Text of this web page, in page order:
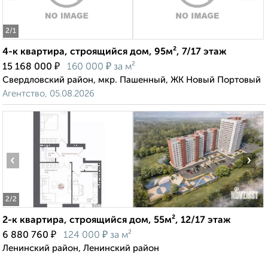
2/1
4-к квартира, строящийся дом, 95м², 7/17 этаж
15 168 000 ₽ 160 000 ₽ за м²
Свердловский район, мкр. Пашенный, ЖК Новый Портовый
Агентство, 05.08.2026
2/2
‹ ›
2-к квартира, строящийся дом, 55м², 12/17 этаж
6 880 760 ₽ 124 000 ₽ за м²
Ленинский район, Ленинский район